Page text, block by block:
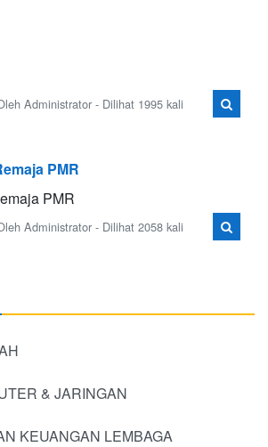
Administrator - Dilihat 1995 kali
PMR
PMR
Administrator - Dilihat 2058 kali
& JARINGAN
KEUANGAN LEMBAGA